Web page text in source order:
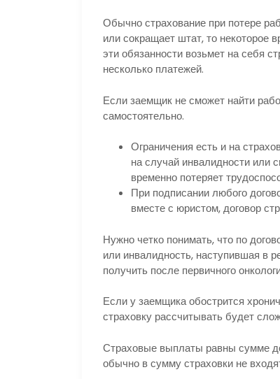
Обычно страхование при потере
или сокращает штат, то некоторое
эти обязанности возьмет на себя
несколько платежей.
Если заемщик не сможет найти
самостоятельно.
Ограничения есть и на
на случай инвалидности или
временно потеряет
При подписании любого
вместе с юристом, договор
Нужно четко понимать, что по
или инвалидность, наступившая в
получить после первичного
Если у заемщика обострится
страховку рассчитывать будет
Страховые выплаты равны сумме
обычно в сумму страховки не